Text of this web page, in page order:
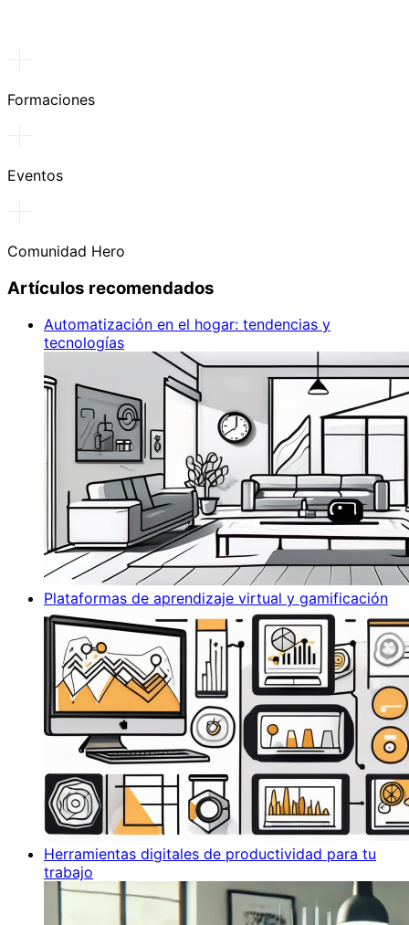
Formaciones
Eventos
Comunidad Hero
Artículos recomendados
Automatización en el hogar: tendencias y
tecnologías
Plataformas de aprendizaje virtual y gamificación
Herramientas digitales de productividad para tu
trabajo